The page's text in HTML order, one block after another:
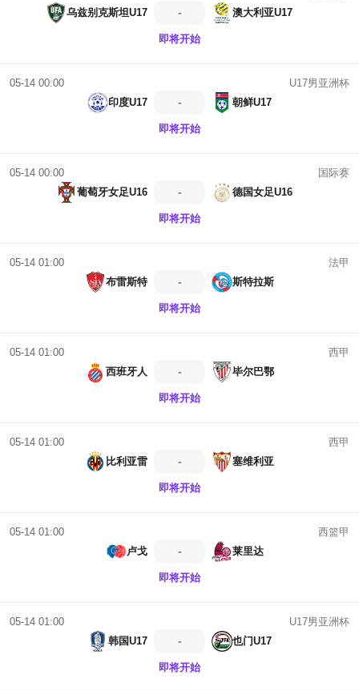
乌兹别克斯坦U17
- 澳大利亚U17
即将开始
05-14 00:00
U17男亚洲杯
印度U17
- 朝鲜U17
即将开始
05-14 00:00
国际赛
葡萄牙女足U16
- 德国女足U16
即将开始
05-14 01:00
法甲
布雷斯特
- 斯特拉斯
即将开始
05-14 01:00
西甲
西班牙人
- 毕尔巴鄂
即将开始
05-14 01:00
西甲
比利亚雷
- 塞维利亚
即将开始
05-14 01:00
西篮甲
卢戈
- 莱里达
即将开始
05-14 01:00
U17男亚洲杯
韩国U17
- 也门U17
即将开始